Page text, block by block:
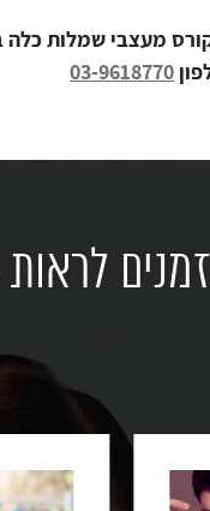
מעצבי שמלות כלה
03-9618770